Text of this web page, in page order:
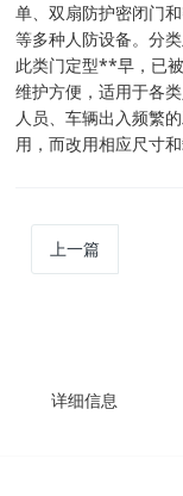
单、双扇防护密闭门
等多种人防设备。分
此类门定型**早，已
维护方便，适用于各
人员、车辆出入频繁
用，而改用相应尺寸
上一篇
详细信息